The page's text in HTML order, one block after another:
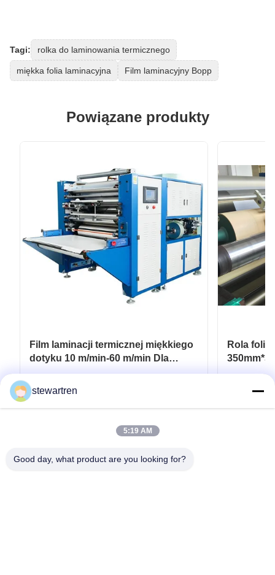
Tagi: rolka do laminowania termicznego
miękka folia laminacyjna Film laminacyjny Bopp
Powiązane produkty
Film laminacji termicznej miękkiego
dotyku 10 m/min-60 m/min Dla
elastycznych opakowań
Rola folii
stewartren
5:19 AM
Good day, what product are you looking for?